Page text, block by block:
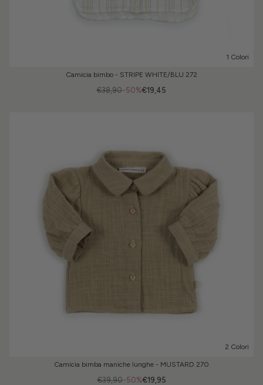
1 Colori
Camicia bimbo - STRIPE WHITE/BLU 272
-50%
€38,90 €19,45
2 Colori
Camicia bimba maniche lunghe - MUSTARD 270
-50%
€39,90 €19,95